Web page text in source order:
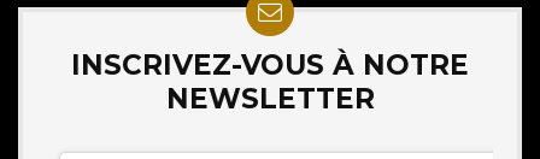
INSCRIVEZ-VOUS À NOTRE
NEWSLETTER